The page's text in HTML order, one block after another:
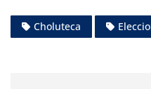
Choluteca